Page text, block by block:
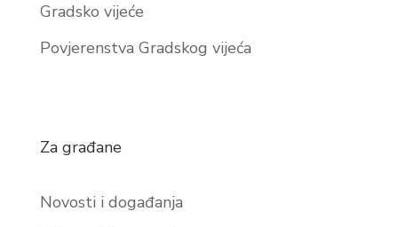
Gradsko vijeće
Povjerenstva Gradskog vijeća
Za građane
Novosti i događanja